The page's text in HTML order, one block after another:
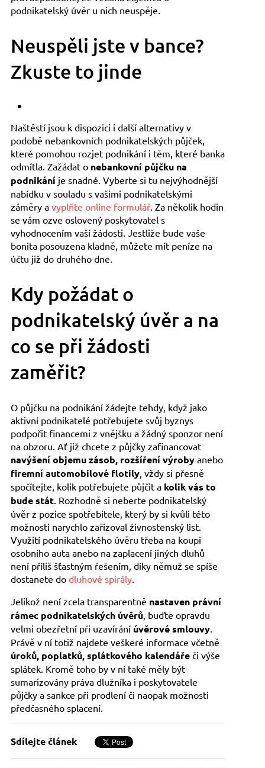
podnikatelský úvěr u nich neuspěje.
Neuspěli jste v bance?
Zkuste to jinde
Naštěstí jsou k dispozici i další alternativy v
podobě nebankovních podnikatelských půjček,
které pomohou rozjet podnikání i těm, které banka
odmítla. Zažádat o nebankovní půjčku na
podnikání je snadné. Vyberte si tu nejvýhodnější
nabídku v souladu s vašimi podnikatelskými
záměry a vyplňte online formulář. Za několik hodin
se vám ozve oslovený poskytovatel s
vyhodnocením vaší žádosti. Jestliže bude vaše
bonita posouzena kladně, můžete mít peníze na
účtu již do druhého dne.
Kdy požádat o
podnikatelský úvěr a na
co se při žádosti
zaměřit?
O půjčku na podnikání žádejte tehdy, když jako
aktivní podnikatelé potřebujete svůj byznys
podpořit financemi z vnějšku a žádný sponzor není
na obzoru. Ať již chcete z půjčky zafinancovat
navýšení objemu zásob, rozšíření výrobyanebo
firemní automobilové flotily, vždy si přesně
spočítejte, kolik potřebujete půjčit a kolik vás to
bude stát. Rozhodně si neberte podnikatelský
úvěr z pozice spotřebitele, který by si kvůli této
možnosti narychlo zařizoval živnostenský list.
Využití podnikatelského úvěru třeba na koupi
osobního auta anebo na zaplacení jiných dluhů
není příliš šťastným řešením, díky němuž se spíše
dostanete do dluhové spirály.
Jelikož není zcela transparentně nastaven právní
rámec podnikatelských úvěrů, buďte opravdu
velmi obezřetní při uzavírání úvěrové smlouvy.
Právě v ní totiž najdete veškeré informace včetně
úroků, poplatků, splátkového kalendářeči výše
splátek. Kromě toho by v ní také měly být
sumarizovány práva dlužníka i poskytovatele
půjčky a sankce při prodlení či naopak možnosti
předčasného splacení.
Sdílejte článek